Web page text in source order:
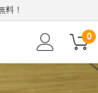
料！
0